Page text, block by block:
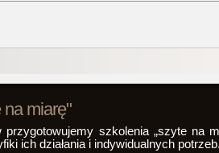
na miarę"
przygotowujemy szkolenia „szyte na
ich działania i indywidualnych